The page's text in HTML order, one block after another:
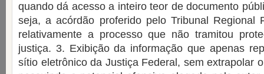
quando dá acesso a inteiro teor de documento
seja, a acórdão proferido pelo Tribunal Regional
relativamente a processo que não tramitou
justiça. 3. Exibição da informação que apenas
sítio eletrônico da Justiça Federal, sem extrapolar